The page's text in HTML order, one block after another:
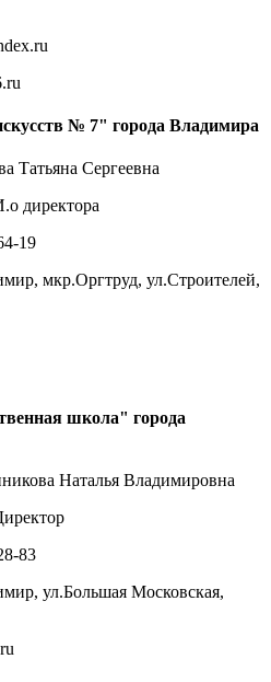
№ 7" города Владимира
Татьяна Сергеевна
директора
19
мкр.Оргтруд, ул.Строителей,
школа" города
Наталья Владимировна
83
ул.Большая Московская,